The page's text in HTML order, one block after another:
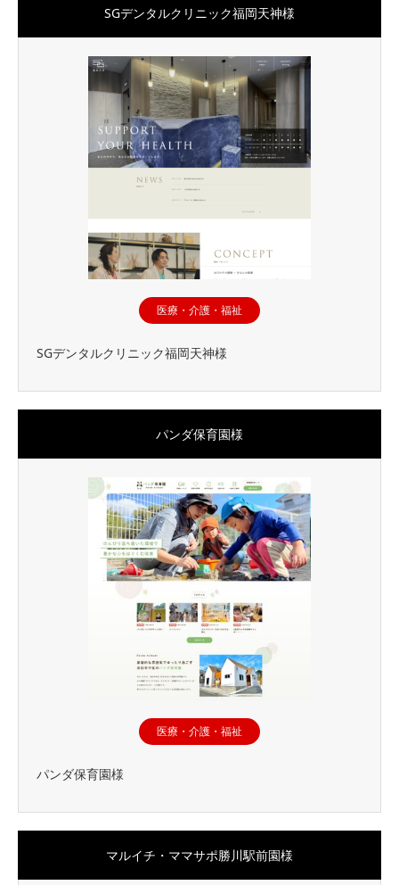
SGデンタルクリニック福岡天神様
医療・介護・福祉
SGデンタルクリニック福岡天神様
パンダ保育園様
医療・介護・福祉
パンダ保育園様
マルイチ・ママサポ勝川駅前園様